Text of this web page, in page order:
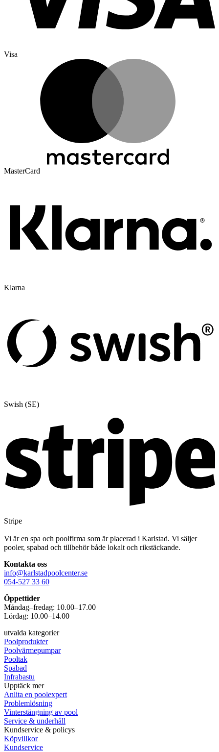
Visa
MasterCard
Klarna
Swish (SE)
Stripe
Vi är en spa och poolfirma som är placerad i Karlstad. Vi säljer
pooler, spabad och tillbehör både lokalt och rikstäckande.
Kontakta oss
info@karlstadpoolcenter.se
054-527 33 60
Öppettider
Måndag–fredag: 10.00–17.00
Lördag: 10.00–14.00
utvalda kategorier
Poolprodukter
Poolvärmepumpar
Pooltak
Spabad
Infrabastu
Upptäck mer
Anlita en poolexpert
Problemlösning
Vinterstängning av pool
Service & underhåll
Kundservice & policys
Köpvillkor
Kundservice